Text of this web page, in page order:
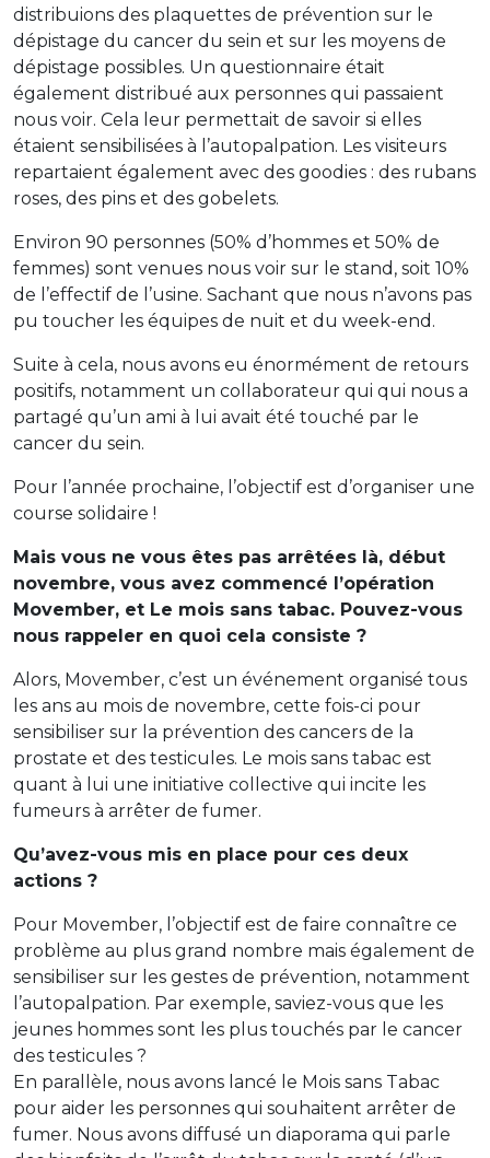
distribuions des plaquettes de prévention sur le
dépistage du cancer du sein et sur les moyens de
dépistage possibles. Un questionnaire était
également distribué aux personnes qui passaient
nous voir. Cela leur permettait de savoir si elles
étaient sensibilisées à l’autopalpation. Les visiteurs
repartaient également avec des goodies : des rubans
roses, des pins et des gobelets.
Environ 90 personnes (50% d’hommes et 50% de
femmes) sont venues nous voir sur le stand, soit 10%
de l’effectif de l’usine. Sachant que nous n’avons pas
pu toucher les équipes de nuit et du week-end.
Suite à cela, nous avons eu énormément de retours
positifs, notamment un collaborateur qui qui nous a
partagé qu’un ami à lui avait été touché par le
cancer du sein.
Pour l’année prochaine, l’objectif est d’organiser une
course solidaire !
Mais vous ne vous êtes pas arrêtées là, début
novembre, vous avez commencé l’opération
Movember, et Le mois sans tabac. Pouvez-vous
nous rappeler en quoi cela consiste ?
Alors, Movember, c’est un événement organisé tous
les ans au mois de novembre, cette fois-ci pour
sensibiliser sur la prévention des cancers de la
prostate et des testicules. Le mois sans tabac est
quant à lui une initiative collective qui incite les
fumeurs à arrêter de fumer.
Qu’avez-vous mis en place pour ces deux
actions ?
Pour Movember, l’objectif est de faire connaître ce
problème au plus grand nombre mais également de
sensibiliser sur les gestes de prévention, notamment
l’autopalpation. Par exemple, saviez-vous que les
jeunes hommes sont les plus touchés par le cancer
des testicules ?
En parallèle, nous avons lancé le Mois sans Tabac
pour aider les personnes qui souhaitent arrêter de
fumer. Nous avons diffusé un diaporama qui parle